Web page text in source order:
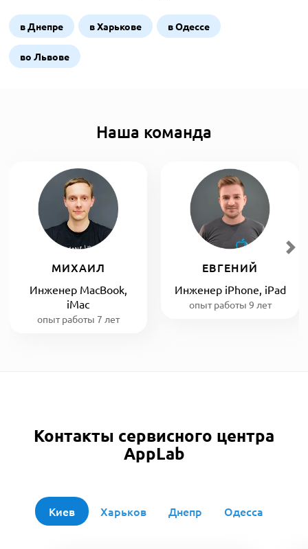
в Днепре в Харькове в Одессе
во Львове
Наша команда
МИХАИЛ
Инженер MacBook,
iMac
опыт работы 7 лет
ЕВГЕНИЙ
Инженер iPhone, iPad
опыт работы 9 лет
Контакты сервисного центра
AppLab
Киев Харьков Днепр Одесса